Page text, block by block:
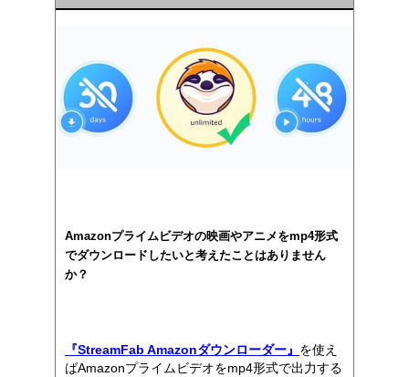
Amazonプライムビデオの映画やアニメをmp4形式
でダウンロードしたいと考えたことはありません
か？
『StreamFab Amazonダウンローダー』 を使え
ばAmazonプライムビデオをmp4形式で出力する